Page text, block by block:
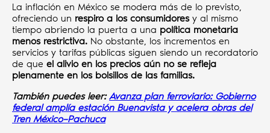
La inflación en México se modera más de lo previsto,
ofreciendo un respiro a los consumidoresy al mismo
tiempo abriendo la puerta a una política monetaria
menos restrictiva. No obstante, los incrementos en
servicios y tarifas públicas siguen siendo un recordatorio
de que el alivio en los precios aún no se refleja
plenamente en los bolsillos de las familias.
También puedes leer:Avanza plan ferroviario: Gobierno
federal amplía estación Buenavista y acelera obras del
Tren México–Pachuca